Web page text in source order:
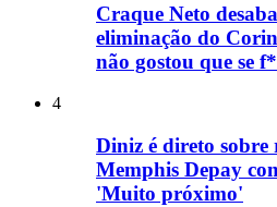
Craque Neto
eliminação do
não gostou que se
4
Diniz é direto sobre
Memphis Depay
'Muito próximo'